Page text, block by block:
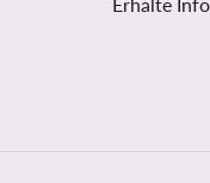
Erhalte